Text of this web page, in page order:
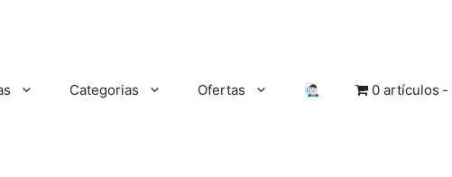
Categorias Ofertas 0 artículos